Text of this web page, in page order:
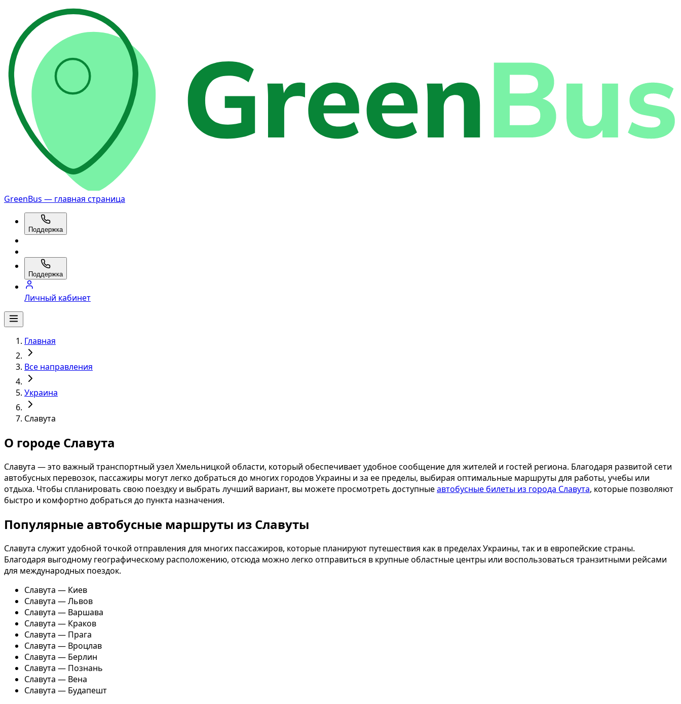
GreenBus — главная страница
Поддержка
Поддержка
Личный кабинет
Главная
Все направления
Украина
Славута
О городе Славута
Славута — это важный транспортный узел Хмельницкой области, который обеспечивает удобное сообщение для жителей и гостей региона. Благодаря развитой сети
автобусных перевозок, пассажиры могут легко добраться до многих городов Украины и за ее пределы, выбирая оптимальные маршруты для работы, учебы или
отдыха. Чтобы спланировать свою поездку и выбрать лучший вариант, вы можете просмотреть доступныеавтобусные билеты из города Славута, которые позволяют
быстро и комфортно добраться до пункта назначения.
Популярные автобусные маршруты из Славуты
Славута служит удобной точкой отправления для многих пассажиров, которые планируют путешествия как в пределах Украины, так и в европейские страны.
Благодаря выгодному географическому расположению, отсюда можно легко отправиться в крупные областные центры или воспользоваться транзитными рейсами
для международных поездок.
Славута — Киев
Славута — Львов
Славута — Варшава
Славута — Краков
Славута — Прага
Славута — Вроцлав
Славута — Берлин
Славута — Познань
Славута — Вена
Славута — Будапешт